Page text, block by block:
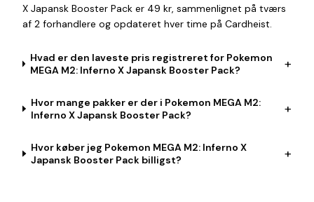
X Japansk Booster Pack er 49 kr, sammenlignet på tværs
af 2 forhandlere og opdateret hver time på Cardheist.
Hvad er den laveste pris registreret for Pokemon
MEGA M2: Inferno X Japansk Booster Pack?
+
Hvor mange pakker er der i Pokemon MEGA M2:
Inferno X Japansk Booster Pack?
+
Hvor køber jeg Pokemon MEGA M2: Inferno X
Japansk Booster Pack billigst?
+